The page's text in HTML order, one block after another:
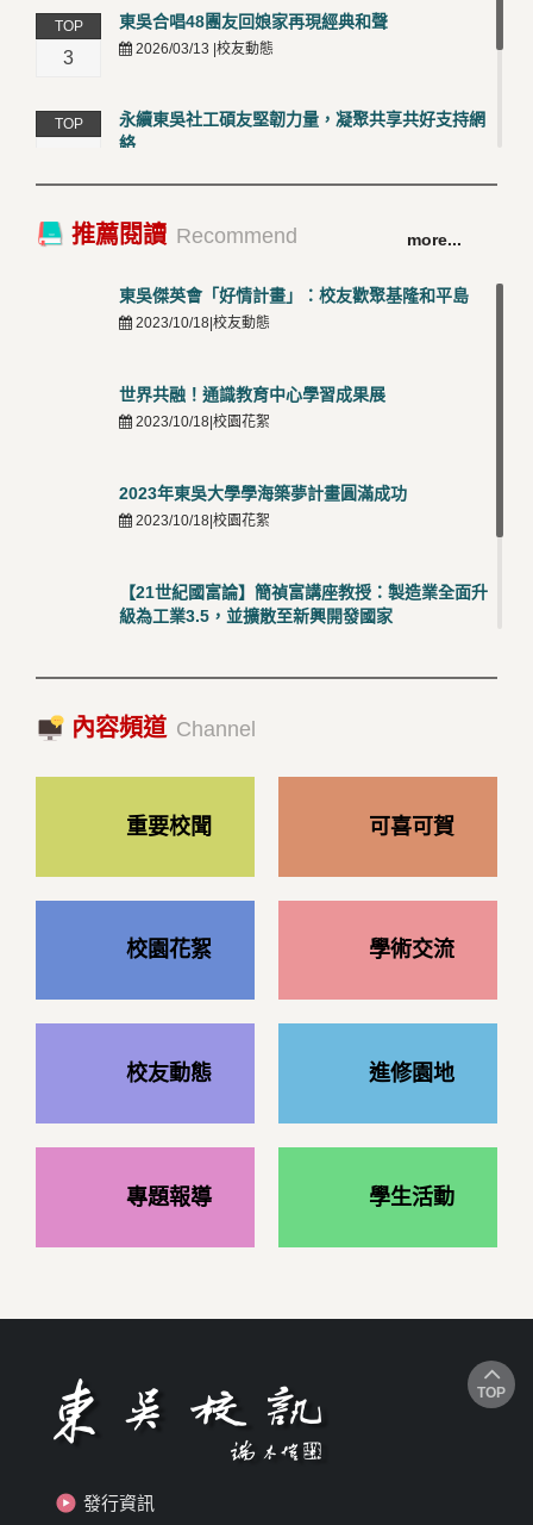
TOP
3
東吳合唱48團友回娘家再現經典和聲
2026/03/13 |校友動態
TOP
永續東吳社工碩友堅韌力量，凝聚共享共好支持網
絡
TOP
卓越永續校園 東吳大學連奪 ISO 14001、45001 及
50001三大國際驗證殊榮
推薦閱讀 Recommend more...
東吳傑英會「好情計畫」：校友歡聚基隆和平島
2023/10/18|校友動態
世界共融！通識教育中心學習成果展
2023/10/18|校園花絮
2023年東吳大學學海築夢計畫圓滿成功
2023/10/18|校園花絮
【21世紀國富論】簡禎富講座教授：製造業全面升
級為工業3.5，並擴散至新興開發國家
2023/10/18|推薦閱讀
內容頻道 Channel
重要校聞 可喜可賀
校園花絮 學術交流
校友動態 進修園地
專題報導 學生活動
發行資訊
TOP